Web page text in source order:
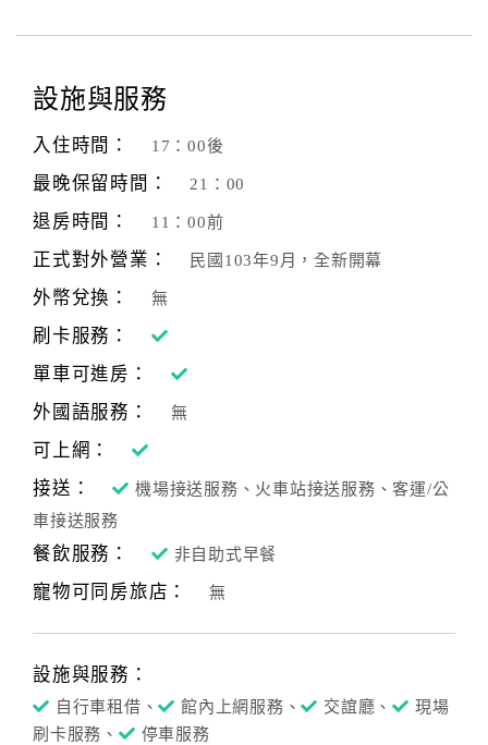
請
款
據
作
提
店
合
作
廠
作
設施與服務
入住時間： 17：00後
最晚保留時間： 21：00
退房時間： 11：00前
正式對外營業： 民國103年9月，全新開幕
外幣兌換： 無
刷卡服務：
單車可進房：
外國語服務：
無
可上網：
接送：
機場接送服務、火車站接送服務、客運/公
車接送服務
餐飲服務： 非自助式早餐
寵物可同房旅店： 無
設施與服務：
自行車租借、 館內上網服務、 交誼廳、
現場
刷卡服務、
停車服務